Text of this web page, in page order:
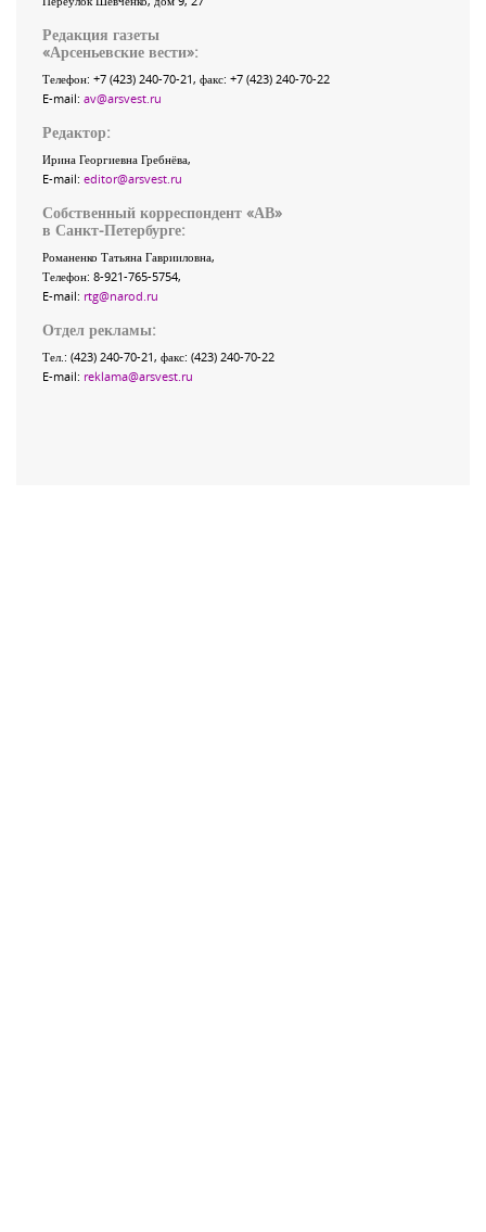
Редакция газеты
«Арсеньевские вести»:
Телефон: +7 (423) 240-70-21, факс: +7 (423) 240-70-22
E-mail: av@arsvest.ru
Редактор:
Ирина Георгиевна Гребнёва,
E-mail: editor@arsvest.ru
Собственный корреспондент «АВ»
в Санкт-Петербурге:
Романенко Татьяна Гаврииловна,
Телефон: 8-921-765-5754,
E-mail: rtg@narod.ru
Отдел рекламы:
Тел.: (423) 240-70-21, факс: (423) 240-70-22
E-mail: reklama@arsvest.ru